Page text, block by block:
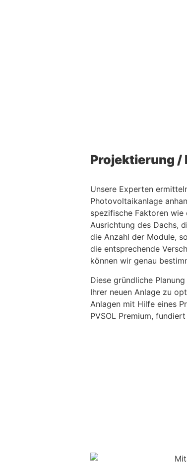
Projektierung /
Unsere Experten
Photovoltaikanlage
spezifische Faktoren
Ausrichtung des Dachs,
die Anzahl der Module,
die entsprechende
können wir genau
Diese gründliche
Ihrer neuen Anlage zu
Anlagen mit Hilfe eines
PVSOL Premium,